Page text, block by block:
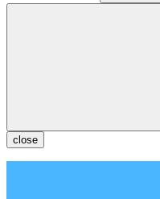
close